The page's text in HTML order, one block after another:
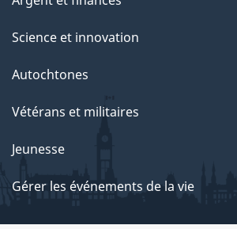
Science et innovation
Autochtones
Vétérans et militaires
Jeunesse
Gérer les événements de la vie